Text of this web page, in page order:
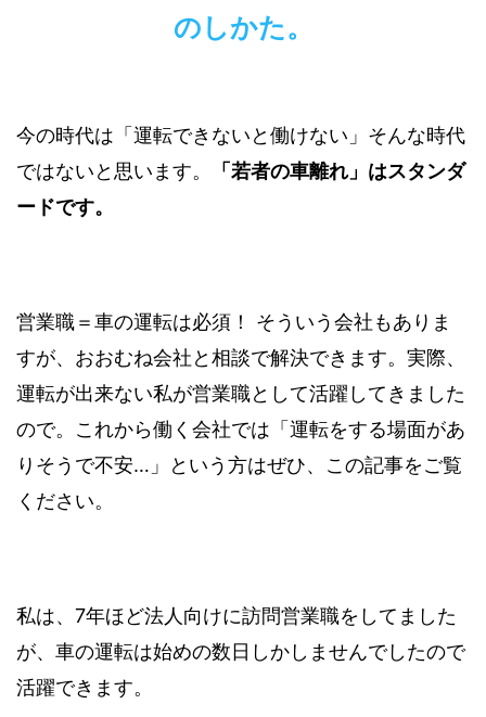
のしかた。
今の時代は「運転できないと働けない」そんな時代
ではないと思います。
「若者の車離れ」はスタンダ
ードです。
営業職＝車の運転は必須！ そういう会社もありま
すが、おおむね会社と相談で解決できます。実際、
運転が出来ない私が営業職として活躍してきました
ので。これから働く会社では「運転をする場面があ
りそうで不安…」という方はぜひ、この記事をご覧
ください。
私は、7年ほど法人向けに訪問営業職をしてました
が、車の運転は始めの数日しかしませんでしたので
活躍できます。